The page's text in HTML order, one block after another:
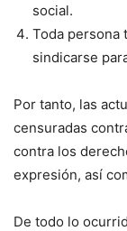
social.
Toda persona
sindicarse
Por tanto, las
censuradas
contra los
expresión, así
De todo lo